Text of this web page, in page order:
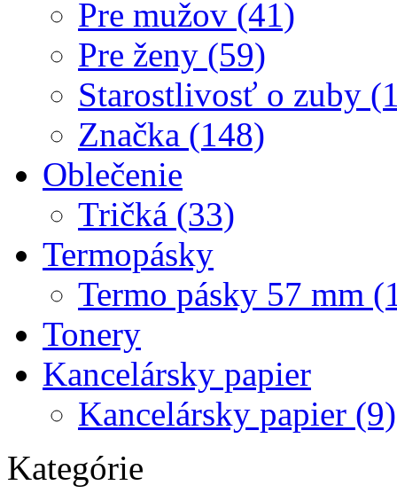
Pre mužov (41)
Pre ženy (59)
Starostlivosť o zuby
Značka (148)
Oblečenie
Tričká (33)
Termopásky
Termo pásky 57 mm
Tonery
Kancelársky papier
Kancelársky papier (9)
Kategórie